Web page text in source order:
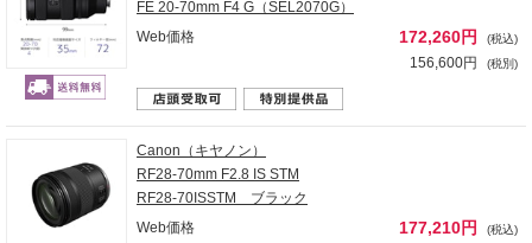
FE 20-70mm F4 G（SEL2070G）
Web価格
172,260円 (税込)
156,600円 (税別)
Canon（キヤノン）
RF28-70mm F2.8 IS STM
RF28-70ISSTM ブラック
Web価格
177,210円 (税込)